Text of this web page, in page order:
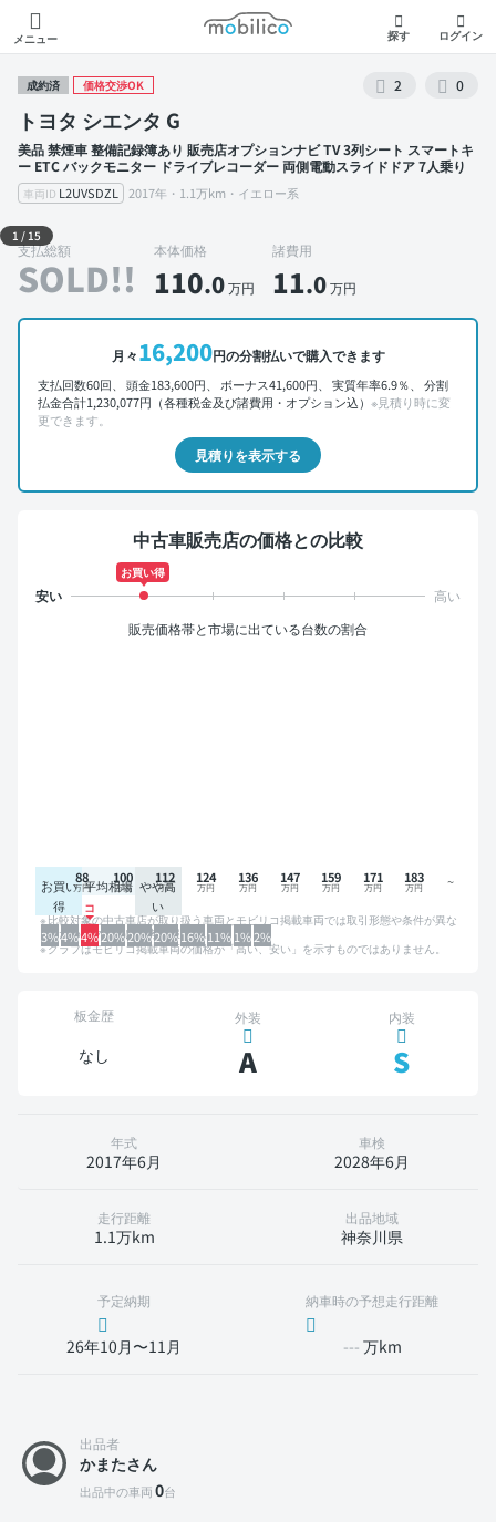
メニュー
モビリコ
探す ログイン
成約済 価格交渉OK 2 0
トヨタ シエンタ G
美品 禁煙車 整備記録簿あり 販売店オプションナビ TV 3列シート スマートキ
ー ETC バックモニター ドライブレコーダー 両側電動スライドドア 7人乗り
車両ID L2UVSDZL 2017年・1.1万km・イエロー系
外装 左前
1 /15
支払総額
SOLD!!
本体価格
110.0万円
諸費用
11.0万円
月々16,200円の分割払いで購入できます
支払回数60回、 頭金183,600円、 ボーナス41,600円、 実質年率6.9％、 分割
払金合計1,230,077円（各種税金及び諸費用・オプション込） ※見積り時に変
更できます。
見積りを表示する
中古車販売店の価格との比較
お買い得
販売価格帯と市場に出ている台数の割合
お買い
得
平均相場 やや高
い
3%4%4%20%20%20%16%11%1%2%
88 100 112 124 136 147 159 171 183
比較対象の中古車店が取り扱う車両とモビリコ掲載車両では取引形態や条件が異な
るため、グラフは参考情報です。
グラフはモビリコ掲載車両の価格が「高い、安い」を示すものではありません。
板金歴
なし
外装
A
内装
S
年式
2017年6月
車検
2028年6月
走行距離
1.1万km
出品地域
神奈川県
予定納期
26年10月〜11月
納車時の予想走行距離
--- 万km
出品者
かまたさん
出品中の車両0台